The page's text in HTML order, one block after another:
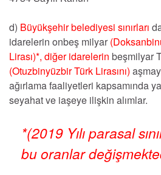
d) Büyükşehir belediyesi sınırları
idarelerin onbeş milyar
Lirası)*, diğer idarelerin beşmilyar
(Otuzbinyüzbir Türk Lirasını)
ağırlama faaliyetleri kapsamında
seyahat ve iaşeye ilişkin alımlar.
*(2019 Yılı parasal
bu oranlar